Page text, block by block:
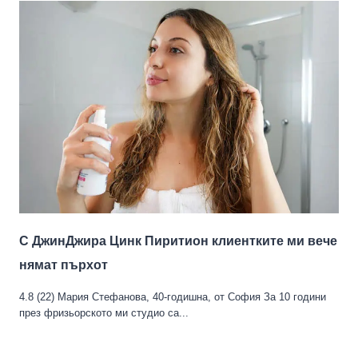
С ДжинДжира Цинк Пиритион клиентките ми вече
нямат пърхoт
4.8 (22) Мария Стефанова, 40-годишна, от София За 10 години
през фризьорското ми студио са...